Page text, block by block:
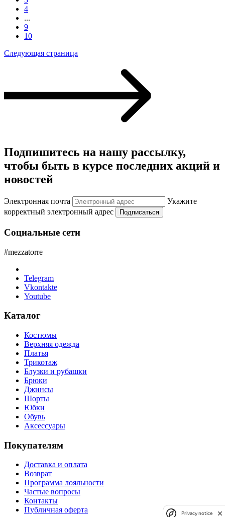
4
...
9
10
Следующая страница
Подпишитесь на нашу рассылку,
чтобы быть в курсе последних акций и
новостей
Электронная почта
Укажите
корректный электронный адрес
Подписаться
Социальные сети
#mezzatorre
Telegram
Vkontakte
Youtube
Каталог
Костюмы
Верхняя одежда
Платья
Трикотаж
Блузки и рубашки
Брюки
Джинсы
Шорты
Юбки
Обувь
Аксессуары
Покупателям
Доставка и оплата
Возврат
Программа лояльности
Частые вопросы
Контакты
Публичная оферта
Privacy notice